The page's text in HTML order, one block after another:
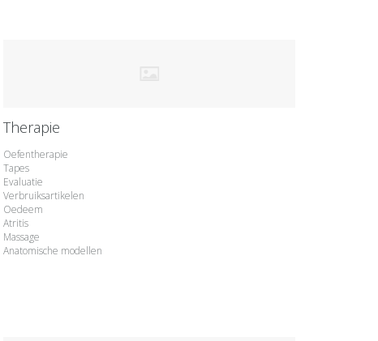
Therapie
Oefentherapie
Tapes
Evaluatie
Verbruiksartikelen
Oedeem
Atritis
Massage
Anatomische modellen